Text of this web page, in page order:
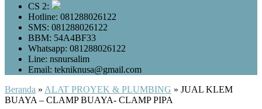
CS 2:
Hotline: 081288026122
SMS: 081288026122
BBM: 54A4BF33
Whatsapp: 081288026122
Line: nsnursalim
Email: tekniknusa@gmail.com
Beranda » ALAT PROYEK & PLUMBING » JUAL KLEM
BUAYA – CLAMP BUAYA- CLAMP PIPA